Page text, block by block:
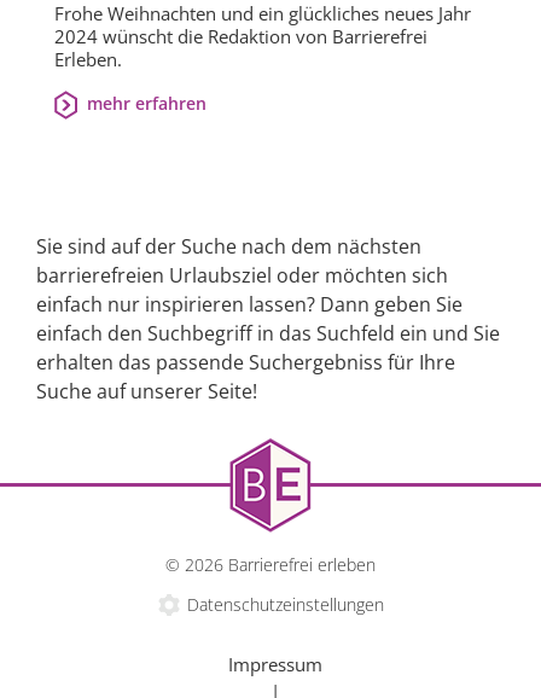
Frohe Weihnachten und ein glückliches neues Jahr
2024 wünscht die Redaktion von Barrierefrei
Erleben.
mehr erfahren
Sie sind auf der Suche nach dem nächsten
barrierefreien Urlaubsziel oder möchten sich
einfach nur inspirieren lassen? Dann geben Sie
einfach den Suchbegriff in das Suchfeld ein und Sie
erhalten das passende Suchergebniss für Ihre
Suche auf unserer Seite!
© 2026 Barrierefrei erleben
Datenschutzeinstellungen
Impressum
|